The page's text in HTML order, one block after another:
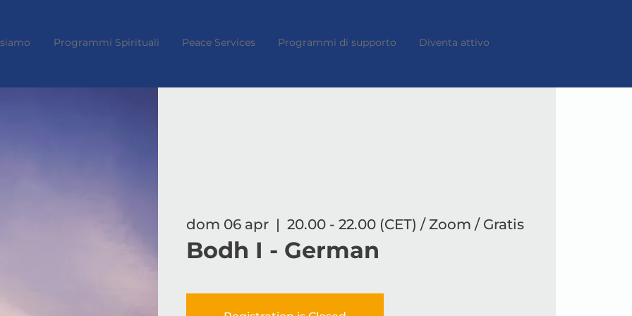
Programmi Spirituali Peace Services Programmi di supporto Diventa attivo
dom 06 apr
  |
20.00 - 22.00 (CET) / Zoom / Gratis
Bodh I - German